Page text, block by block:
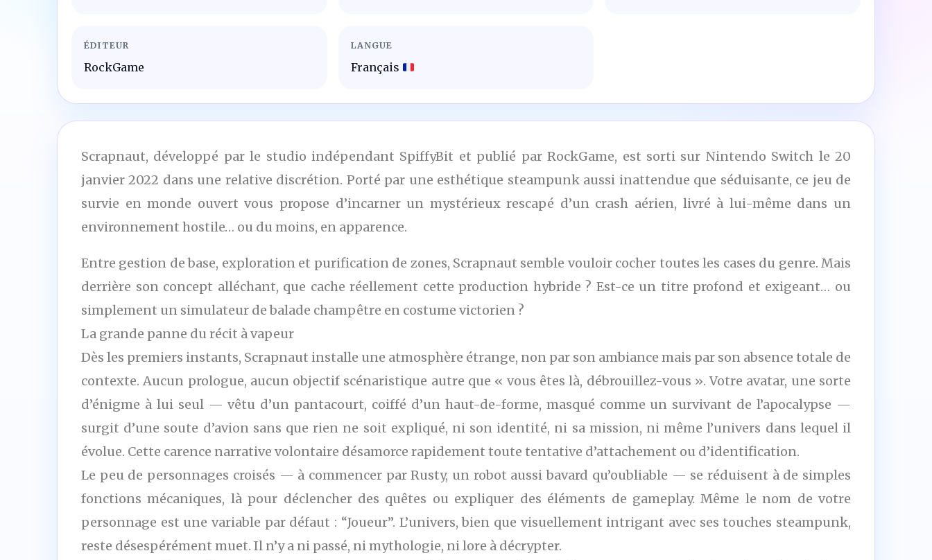
ÉDITEUR
RockGame
LANGUE
Français
Scrapnaut, développé par le studio indépendant SpiffyBit et publié par RockGame, est sorti sur Nintendo Switch le 20
janvier 2022 dans une relative discrétion. Porté par une esthétique steampunk aussi inattendue que séduisante, ce jeu de
survie en monde ouvert vous propose d’incarner un mystérieux rescapé d’un crash aérien, livré à lui-même dans un
environnement hostile… ou du moins, en apparence.
Entre gestion de base, exploration et purification de zones, Scrapnaut semble vouloir cocher toutes les cases du genre. Mais
derrière son concept alléchant, que cache réellement cette production hybride ? Est-ce un titre profond et exigeant… ou
simplement un simulateur de balade champêtre en costume victorien ?
La grande panne du récit à vapeur
Dès les premiers instants, Scrapnaut installe une atmosphère étrange, non par son ambiance mais par son absence totale de
contexte. Aucun prologue, aucun objectif scénaristique autre que « vous êtes là, débrouillez-vous ». Votre avatar, une sorte
d’énigme à lui seul — vêtu d’un pantacourt, coiffé d’un haut-de-forme, masqué comme un survivant de l’apocalypse —
surgit d’une soute d’avion sans que rien ne soit expliqué, ni son identité, ni sa mission, ni même l’univers dans lequel il
évolue. Cette carence narrative volontaire désamorce rapidement toute tentative d’attachement ou d’identification.
Le peu de personnages croisés — à commencer par Rusty, un robot aussi bavard qu’oubliable — se réduisent à de simples
fonctions mécaniques, là pour déclencher des quêtes ou expliquer des éléments de gameplay. Même le nom de votre
personnage est une variable par défaut : “Joueur”. L’univers, bien que visuellement intrigant avec ses touches steampunk,
reste désespérément muet. Il n’y a ni passé, ni mythologie, ni lore à décrypter.